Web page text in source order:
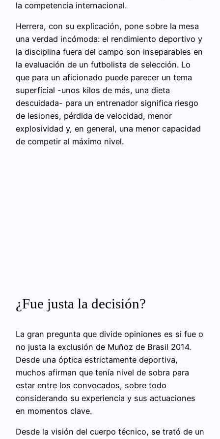
la competencia internacional.
Herrera, con su explicación, pone sobre la mesa
una verdad incómoda: el rendimiento deportivo y
la disciplina fuera del campo son inseparables en
la evaluación de un futbolista de selección. Lo
que para un aficionado puede parecer un tema
superficial -unos kilos de más, una dieta
descuidada- para un entrenador significa riesgo
de lesiones, pérdida de velocidad, menor
explosividad y, en general, una menor capacidad
de competir al máximo nivel.
¿Fue justa la decisión?
La gran pregunta que divide opiniones es si fue o
no justa la exclusión de Muñoz de Brasil 2014.
Desde una óptica estrictamente deportiva,
muchos afirman que tenía nivel de sobra para
estar entre los convocados, sobre todo
considerando su experiencia y sus actuaciones
en momentos clave.
Desde la visión del cuerpo técnico, se trató de un